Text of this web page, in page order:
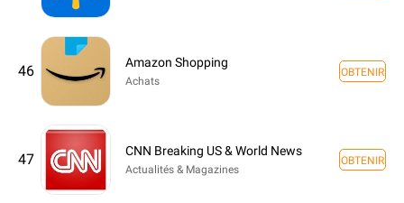
46
Amazon Shopping
Achats
OBTENIR
47
CNN Breaking US & World News
Actualités & Magazines
OBTENIR